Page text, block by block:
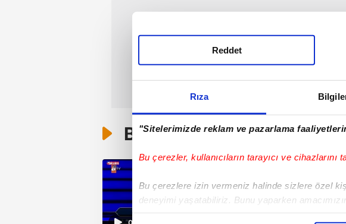
Rıza
"Sitelerimizde reklam ve pazarlama
Bu çerezler, kullanıcıların tarayıcı ve cihazlarını
Bu çerezlere izin vermeniz halinde sizlere özel
deneyimi yaşatabiliriz. Bunu yaparken
Reddet
Bunlar da Var